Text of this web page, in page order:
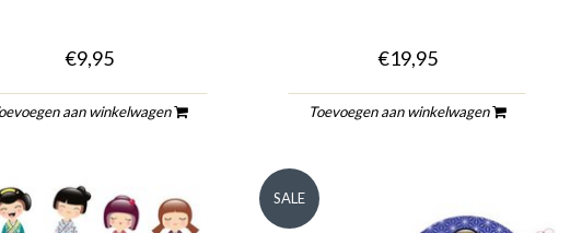
€9,95
aan winkelwagen
€19,95
Toevoegen aan winkelwagen
SALE